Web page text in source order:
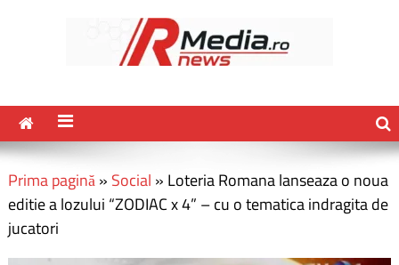
Prima pagină» Social » Loteria Romana lanseaza o noua
editie a lozului “ZODIAC x 4” – cu o tematica indragita de
jucatori